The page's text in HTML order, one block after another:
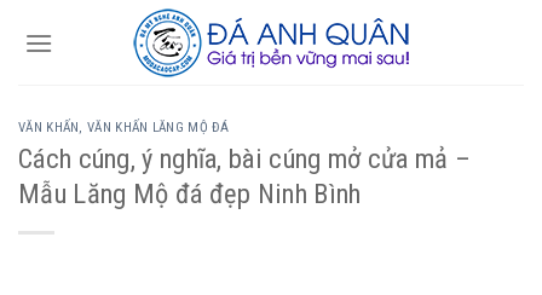
VĂN KHẤN, VĂN KHẤN LĂNG MỘ ĐÁ
Cách cúng, ý nghĩa, bài cúng mở cửa mả –
Mẫu Lăng Mộ đá đẹp Ninh Bình